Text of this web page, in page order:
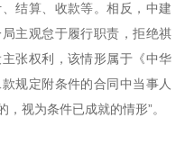
结算、收款等。相反，中建
主观怠于履行职责，拒绝祺
张权利，该情形属于《中华
规定附条件的合同中当事人
视为条件已成就的情形”。